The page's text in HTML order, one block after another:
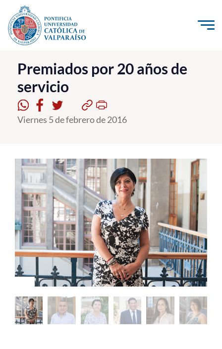
Click acá para ir directamente al contenido
La Universidad
Investigación, Creación e Innovación
PUCV Internacional
Vinculación con el Medio
Admisión
Pregrado
Postgrado
Formación Continua
Estudiantes
Académicos
Funcionarios
Alumni
Premiados por 20 años de
servicio
Viernes 5 de febrero de 2016